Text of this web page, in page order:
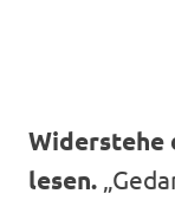
Widerstehe
lesen.